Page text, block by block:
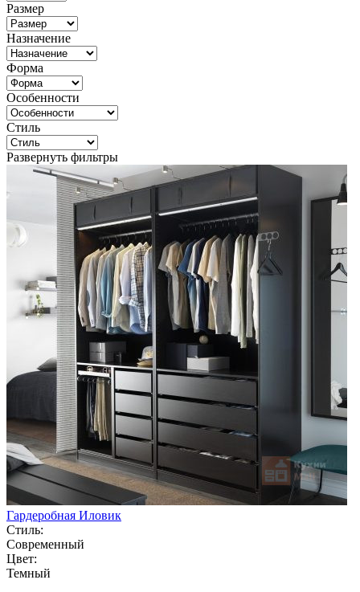
Размер
Назначение
Форма
Особенности
Стиль
Развернуть фильтры
Гардеробная Иловик
Стиль:
Современный
Цвет:
Темный